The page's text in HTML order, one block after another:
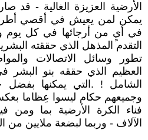
الأرضية العزيزة الغالية - قد
يمكن لمن يعيش في أقصي
في أيٍ من أرجائها في كل
التقدم المذهل الذي حققته
تطور وسائل الاتصالات
العظيم الذي حققه بنو البشر
الشامل ! .التي يمكنها
وجميعهم حكام ليسوا عِظاما
فناء الكرة الأرضية بما ومن
الآلاف - وربما لبضعة ملايين من